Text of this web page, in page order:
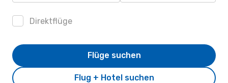
Direktflüge
Flug + Hotel suchen
Flüge suchen